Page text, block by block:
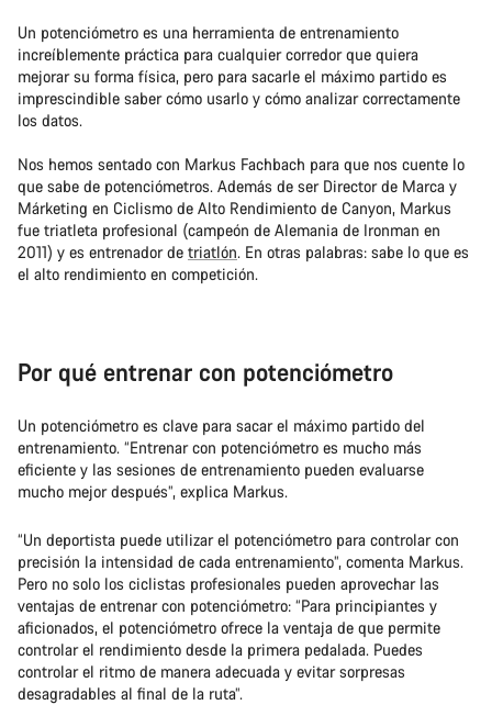
Un potenciómetro es una herramienta de entrenamiento
increíblemente práctica para cualquier corredor que quiera
mejorar su forma física, pero para sacarle el máximo partido es
imprescindible saber cómo usarlo y cómo analizar correctamente
los datos.
Nos hemos sentado con Markus Fachbach para que nos cuente lo
que sabe de potenciómetros. Además de ser Director de Marca y
Márketing en Ciclismo de Alto Rendimiento de Canyon, Markus
fue triatleta profesional (campeón de Alemania de Ironman en
2011) y es entrenador de triatlón. En otras palabras: sabe lo que es
el alto rendimiento en competición.
Por qué entrenar con potenciómetro
Un potenciómetro es clave para sacar el máximo partido del
entrenamiento. “Entrenar con potenciómetro es mucho más
eficiente y las sesiones de entrenamiento pueden evaluarse
mucho mejor después”, explica Markus.
“Un deportista puede utilizar el potenciómetro para controlar con
precisión la intensidad de cada entrenamiento”, comenta Markus.
Pero no solo los ciclistas profesionales pueden aprovechar las
ventajas de entrenar con potenciómetro: “Para principiantes y
aficionados, el potenciómetro ofrece la ventaja de que permite
controlar el rendimiento desde la primera pedalada. Puedes
controlar el ritmo de manera adecuada y evitar sorpresas
desagradables al final de la ruta”.